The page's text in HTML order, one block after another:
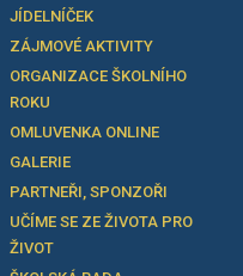
JÍDELNÍČEK
ZÁJMOVÉ AKTIVITY
ORGANIZACE ŠKOLNÍHO
ROKU
OMLUVENKA ONLINE
GALERIE
PARTNEŘI, SPONZOŘI
UČÍME SE ZE ŽIVOTA PRO
ŽIVOT